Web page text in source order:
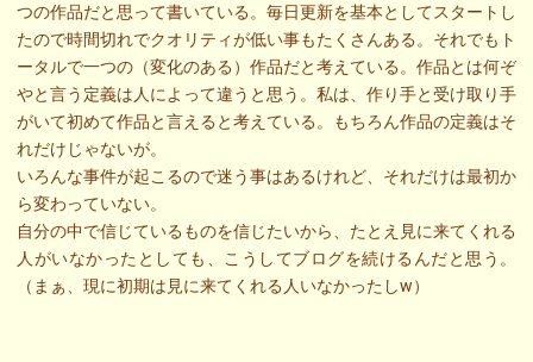
つの作品だと思って書いている。毎日更新を基本としてスタートし
たので時間切れでクオリティが低い事もたくさんある。それでもト
ータルで一つの（変化のある）作品だと考えている。作品とは何ぞ
やと言う定義は人によって違うと思う。私は、作り手と受け取り手
がいて初めて作品と言えると考えている。もちろん作品の定義はそ
れだけじゃないが。
いろんな事件が起こるので迷う事はあるけれど、それだけは最初か
ら変わっていない。
自分の中で信じているものを信じたいから、たとえ見に来てくれる
人がいなかったとしても、こうしてブログを続けるんだと思う。
（まぁ、現に初期は見に来てくれる人いなかったしw）